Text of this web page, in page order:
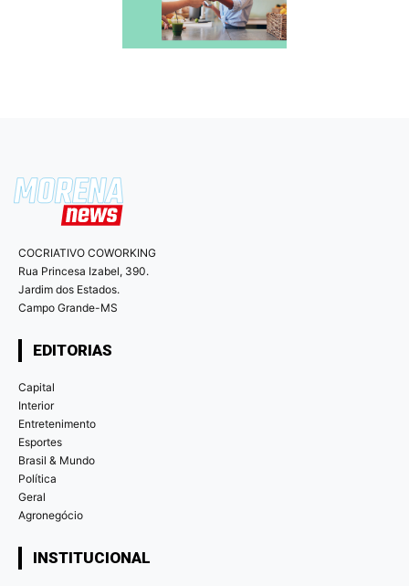
COCRIATIVO COWORKING
Rua Princesa Izabel, 390.
Jardim dos Estados.
Campo Grande-MS
EDITORIAS
Capital
Interior
Entretenimento
Esportes
Brasil & Mundo
Política
Geral
Agronegócio
INSTITUCIONAL